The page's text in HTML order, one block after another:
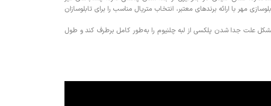
با ارائه برندهای معتبر، انتخاب متریال مناسب را برای تابلوسازان
مشکل علت جدا شدن پلکسی از لبه چلنیوم را به‌طور کامل برطرف کند و طول